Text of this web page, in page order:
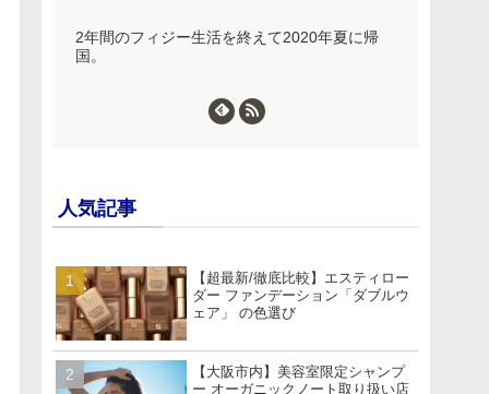
2年間のフィジー生活を終えて2020年夏に帰
国。
人気記事
【超最新/徹底比較】エスティロー
ダー ファンデーション「ダブルウ
ェア」 の色選び
【大阪市内】美容室限定シャンプ
ー オーガニックノート取り扱い店